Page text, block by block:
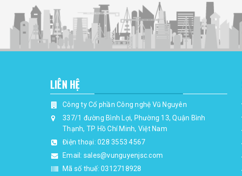
LIÊN HỆ
Công ty Cổ phần Công nghệ Vũ Nguyên
337/1 đường Bình Lợi, Phường 13, Quận Bình
Thạnh, TP Hồ Chí Minh, Việt Nam
Điện thoại: 028 3553 4567
Email: sales@vunguyenjsc.com
Mã số thuế: 0312718928